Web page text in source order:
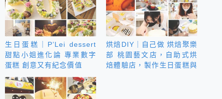
生日蛋糕｜P’Lei dessert
甜點小姐進化論 專業數字
蛋糕 創意又有紀念價值
烘焙DIY｜自己做 烘焙聚樂
部 桃園藝文店，自助式烘
焙體驗店，製作生日蛋糕與